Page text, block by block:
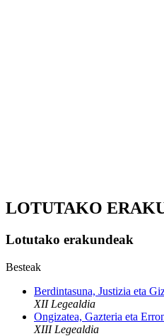
LOTUTAKO
Lotutako erakundeak
Besteak
Berdintasuna, Justizia eta
XII Legealdia
Ongizatea, Gazteria eta
XIII Legealdia